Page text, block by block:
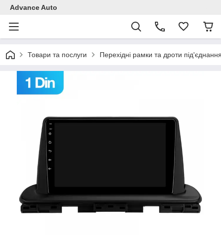
Advance Auto
Товари та послуги Перехідні рамки та дроти